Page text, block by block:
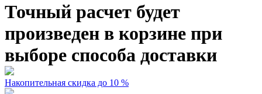
Точный расчет будет
произведен в корзине при
выборе способа доставки
Накопительная скидка до 10 %